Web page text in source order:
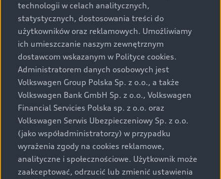
Podane kwoty są rekomendowane i obejmują podatek
VAT (23%), chyba że inaczej zaznaczono.
Audi zastrzega sobie możliwość wprowadzenia zmian w
prezentowanych wersjach. Przedstawione detale
wyposażenia mogą różnić się od specyfikacji
przewidzianej na rynek polski. Zamieszczone zdjęcia
mogą przedstawiać wyposażenie opcjonalne, dostępne
za dopłatą. Wiążące ustalenie ceny, wyposażenia i
specyfikacji pojazdu następują w umowie sprzedaży, a
określenie parametrów technicznych zawiera
świadectwo homologacji typu pojazdu. Zastrzegamy
sobie prawo do zmian i pomyłek. Wszelkie informacje
prezentowane na stronie są aktualne na dzień ich
zamieszczania. W celu uzyskania najnowszych
technologii w celach analitycznych,
statystycznych, dostosowania treści do
użytkowników oraz reklamowych. Umożliwiamy
ich umieszczanie naszym zewnętrznym
dostawcom wskazanym w Polityce cookies.
Administratorem danych osobowych jest
Volkswagen Group Polska Sp. z o.o., a także
Volkswagen Bank GmbH Sp. z o.o., Volkswagen
Financial Servicies Polska sp. z o.o. oraz
Volkswagen Serwis Ubezpieczeniowy Sp. z o.o.
(jako współadministratorzy) w przypadku
wyrażenia zgody na cookies reklamowe,
analityczne i społecznościowe. Użytkownik może
zaakceptować, odrzucić lub zmienić ustawienia